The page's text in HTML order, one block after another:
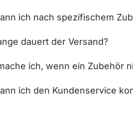
ich nach spezifischem
dauert der Versand?
ich, wenn ein Zubehör
ich den Kundenservice